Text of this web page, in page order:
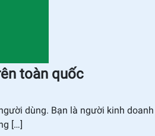
toàn quốc
dùng. Bạn là người kinh
[…]